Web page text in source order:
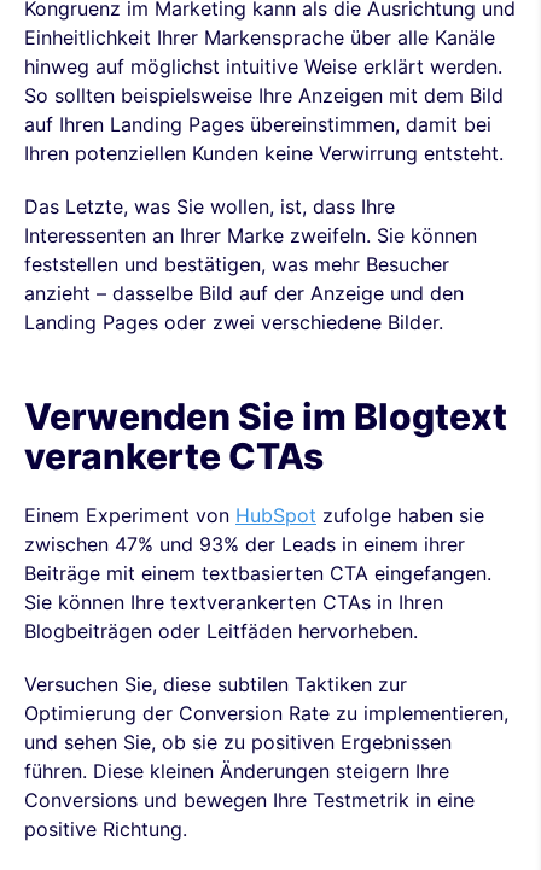
Kongruenz im Marketing kann als die Ausrichtung und
Einheitlichkeit Ihrer Markensprache über alle Kanäle
hinweg auf möglichst intuitive Weise erklärt werden.
So sollten beispielsweise Ihre Anzeigen mit dem Bild
auf Ihren Landing Pages übereinstimmen, damit bei
Ihren potenziellen Kunden keine Verwirrung entsteht.
Das Letzte, was Sie wollen, ist, dass Ihre
Interessenten an Ihrer Marke zweifeln. Sie können
feststellen und bestätigen, was mehr Besucher
anzieht – dasselbe Bild auf der Anzeige und den
Landing Pages oder zwei verschiedene Bilder.
Verwenden Sie im Blogtext
verankerte CTAs
Einem Experiment von HubSpot zufolge haben sie
zwischen 47% und 93% der Leads in einem ihrer
Beiträge mit einem textbasierten CTA eingefangen.
Sie können Ihre textverankerten CTAs in Ihren
Blogbeiträgen oder Leitfäden hervorheben.
Versuchen Sie, diese subtilen Taktiken zur
Optimierung der Conversion Rate zu implementieren,
und sehen Sie, ob sie zu positiven Ergebnissen
führen. Diese kleinen Änderungen steigern Ihre
Conversions und bewegen Ihre Testmetrik in eine
positive Richtung.